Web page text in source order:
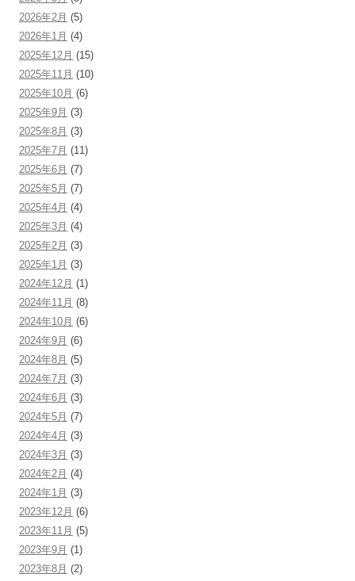
2026年2月 (5)
2026年1月 (4)
2025年12月 (15)
2025年11月 (10)
2025年10月 (6)
2025年9月 (3)
2025年8月 (3)
2025年7月 (11)
2025年6月 (7)
2025年5月 (7)
2025年4月 (4)
2025年3月 (4)
2025年2月 (3)
2025年1月 (3)
2024年12月 (1)
2024年11月 (8)
2024年10月 (6)
2024年9月 (6)
2024年8月 (5)
2024年7月 (3)
2024年6月 (3)
2024年5月 (7)
2024年4月 (3)
2024年3月 (3)
2024年2月 (4)
2024年1月 (3)
2023年12月 (6)
2023年11月 (5)
2023年9月 (1)
2023年8月 (2)